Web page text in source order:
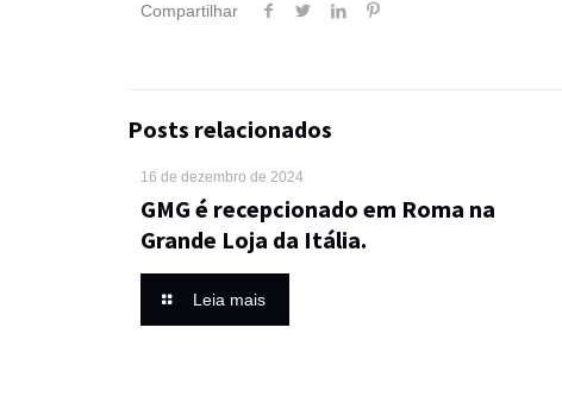
Compartilhar
Posts relacionados
16 de dezembro de 2024
GMG é recepcionado em Roma na
Grande Loja da Itália.
Leia mais